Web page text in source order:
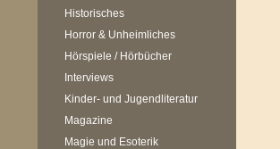
Historisches
Horror & Unheimliches
Hörspiele / Hörbücher
Interviews
Kinder- und Jugendliteratur
Magazine
Magie und Esoterik